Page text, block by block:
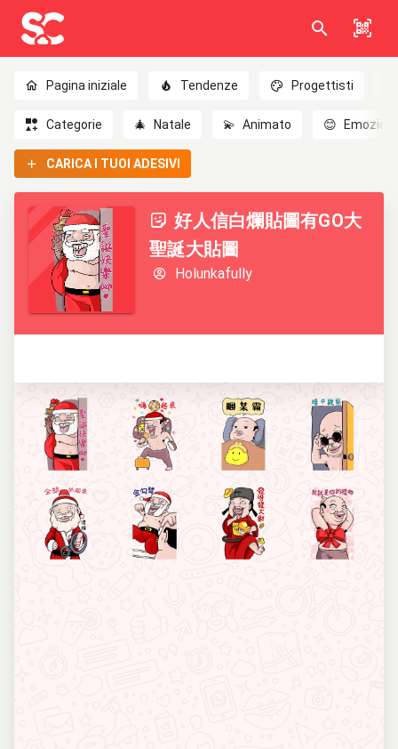
Pagina iniziale Tendenze Progettisti
Categorie 🎄 Natale 💫 Animato 😊 Emozioni
CARICA I TUOI ADESIVI
好人信白爛貼圖有GO大
聖誕大貼圖
Holunkafully